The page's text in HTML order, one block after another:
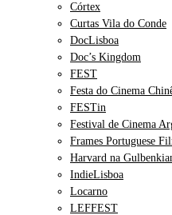
Córtex
Curtas Vila do Conde
DocLisboa
Doc’s Kingdom
FEST
Festa do Cinema
FESTin
Festival de Cinema
Frames Portuguese
Harvard na
IndieLisboa
Locarno
LEFFEST